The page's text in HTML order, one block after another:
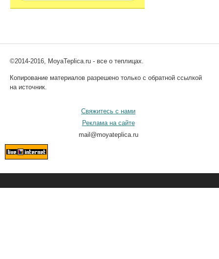
©2014-2016, MoyaTeplica.ru - все о теплицах.
Копирование материалов разрешено только с обратной ссылкой
на источник.
Свяжитесь с нами
Реклама на сайте
mail@moyateplica.ru